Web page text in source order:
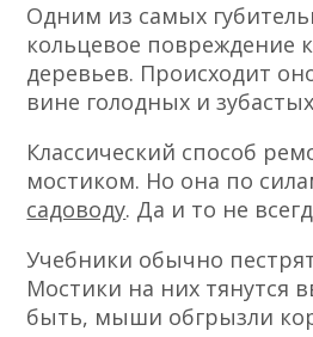
Одним из самых
кольцевое повреждение
деревьев. Происходит
вине голодных и
Классический способ
мостиком. Но она по
садоводу. Да и то не
Учебники обычно
Мостики на них тянутся
быть, мыши обгрызли